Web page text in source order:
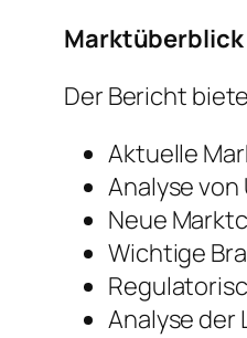
Marktüberblick
Der Bericht
Aktuelle
Analyse
Neue
Wichtige
Analyse